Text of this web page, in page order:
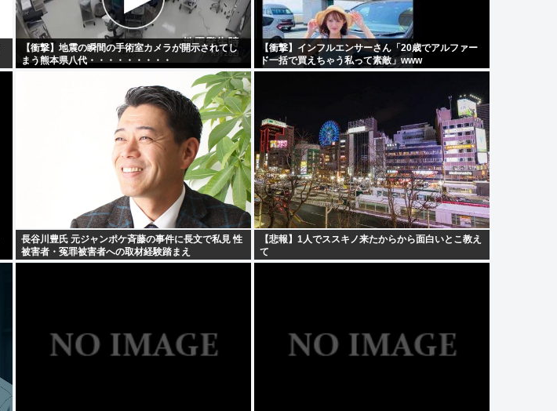
【衝撃】地震の瞬間の手術室カメラが開示されてし
まう熊本県八代・・・・・・・・・
【衝撃】インフルエンサーさん「20歳でアルファー
ド一括で買えちゃう私って素敵」www
長谷川豊氏 元ジャンポケ斉藤の事件に長文で私見 性
被害者・冤罪被害者への取材経験踏まえ
【悲報】1人でススキノ来たからから面白いとこ教え
て